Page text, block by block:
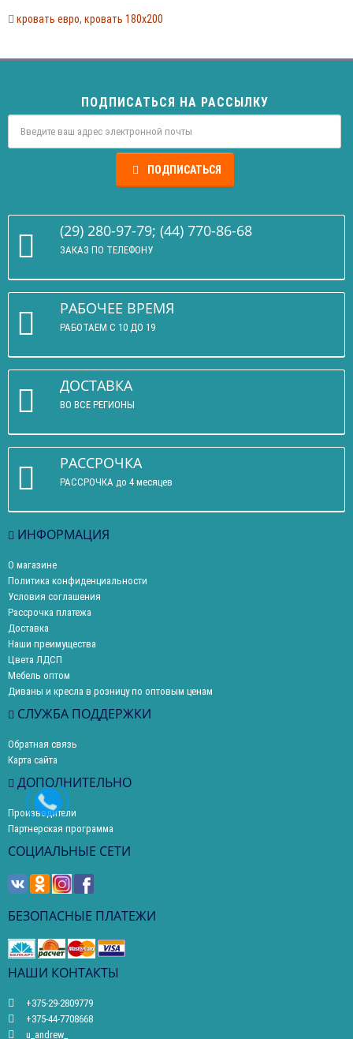
кровать евро, кровать 180х200
ПОДПИСАТЬСЯ НА РАССЫЛКУ
ПОДПИСАТЬСЯ
(29) 280-97-79; (44) 770-86-68
ЗАКАЗ ПО ТЕЛЕФОНУ
РАБОЧЕЕ ВРЕМЯ
РАБОТАЕМ С 10 ДО 19
ДОСТАВКА
ВО ВСЕ РЕГИОНЫ
РАССРОЧКА
РАССРОЧКА до 4 месяцев
ИНФОРМАЦИЯ
О магазине
Политика конфиденциальности
Условия соглашения
Рассрочка платежа
Доставка
Наши преимущества
Цвета ЛДСП
Мебель оптом
Диваны и кресла в розницу по оптовым ценам
СЛУЖБА ПОДДЕРЖКИ
Обратная связь
Карта сайта
ДОПОЛНИТЕЛЬНО
Производители
Партнерская программа
СОЦИАЛЬНЫЕ СЕТИ
БЕЗОПАСНЫЕ ПЛАТЕЖИ
НАШИ КОНТАКТЫ
+375-29-2809779
+375-44-7708668
u_andrew_